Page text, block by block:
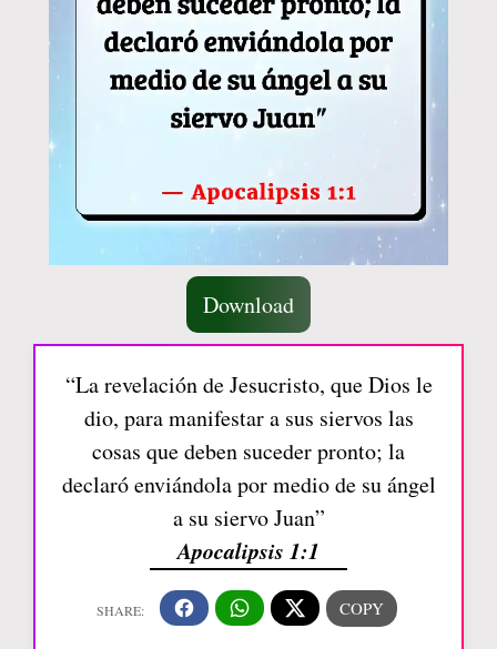
Download
“La revelación de Jesucristo, que Dios le
dio, para manifestar a sus siervos las
cosas que deben suceder pronto; la
declaró enviándola por medio de su ángel
a su siervo Juan”
Apocalipsis 1:1